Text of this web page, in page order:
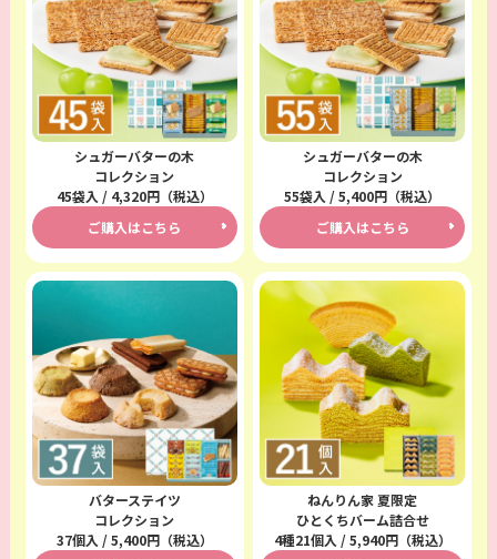
シュガーバターの木
コレクション
45袋入 / 4,320円（税込）
ご購入はこちら
シュガーバターの木
コレクション
55袋入 / 5,400円（税込）
ご購入はこちら
バターステイツ
コレクション
37個入 / 5,400円（税込）
ねんりん家 夏限定
ひとくちバーム詰合せ
4種21個入 / 5,940円（税込）